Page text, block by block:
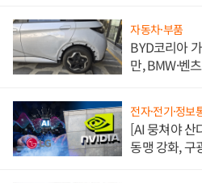
자동차·부품
BYD코리아
만, BMW·벤
전자·전기·정보
[AI 뭉쳐야 산
동맹 강화, 구